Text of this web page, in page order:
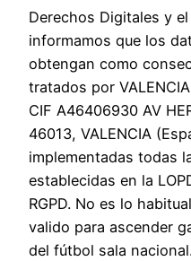
Derechos Digitales y
informamos que los
obtengan como
tratados por
CIF A46406930 AV
46013, VALENCIA
implementadas todas
establecidas en la
RGPD. No es lo
valido para ascender
del fútbol sala